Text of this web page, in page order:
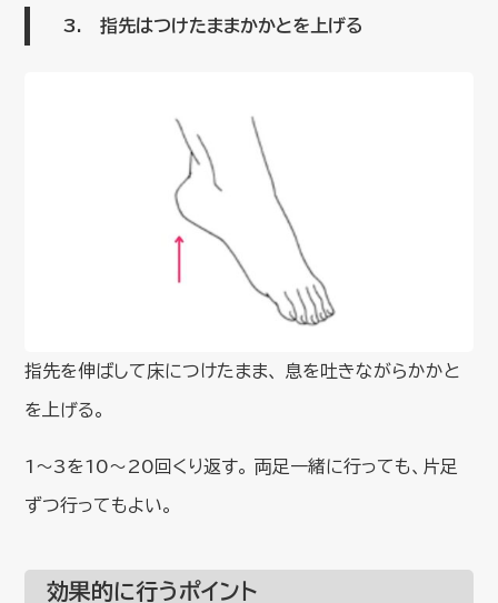
3. 指先はつけたままかかとを上げる
指先を伸ばして床につけたまま、 息を吐きながらかかと
を上げる。
1〜3を10〜20回くり返す。 両足一緒に行っても、片足
ずつ行ってもよい。
効果的に行うポイント